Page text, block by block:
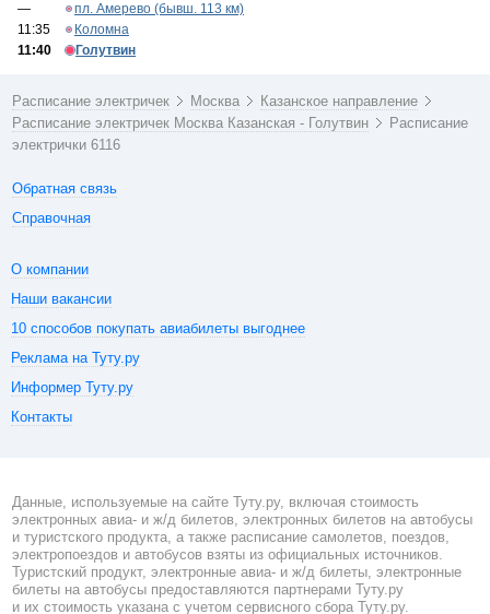
—
пл. Амерево (бывш. 113 км)
11:35
Коломна
11:40
Голутвин
Расписание электричек Москва
Казанское направление
Расписание электричек Москва Казанская - Голутвин
Расписание
электрички 6116
Обратная связь
Справочная
О компании
Наши вакансии
10 способов покупать авиабилеты выгоднее
Реклама на Туту.ру
Информер Туту.ру
Контакты
Данные, используемые на сайте Туту.ру, включая стоимость
электронных авиа- и ж/д билетов, электронных билетов на автобусы
и туристского продукта, а также расписание самолетов, поездов,
электропоездов и автобусов взяты из официальных источников.
Туристский продукт, электронные авиа- и ж/д билеты, электронные
билеты на автобусы предоставляются партнерами Туту.ру
и их стоимость указана с учетом сервисного сбора Туту.ру.